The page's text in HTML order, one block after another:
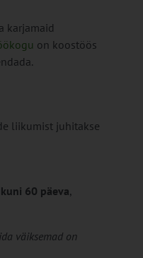
karjamaid
on koostöös
liikumist juhitakse
60 päeva,
väiksemad on